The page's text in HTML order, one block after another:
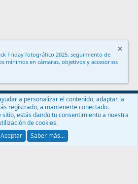
reglas Política de privacidad
Ayuda
® © 2010-2024 XenForo Ltd.
Friday fotográfico 2025, seguimiento de
mínimos en cámaras, objetivos y accesorios
a personalizar el contenido, adaptar la
registrado, a mantenerte conectado.
estás dando tu consentimiento a nuestra
de cookies.
Aceptar
Saber más…